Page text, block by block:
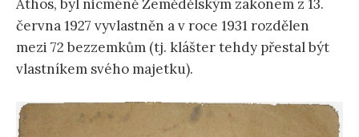
Athos, byl nicméně Zemědělským zákonem z 13.
června 1927 vyvlastněn a v roce 1931 rozdělen
mezi 72 bezzemkům (tj. klášter tehdy přestal být
vlastníkem svého majetku).